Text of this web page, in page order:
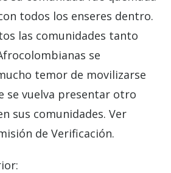
todos los enseres dentro.
las comunidades tanto
se
temor de movilizarse
se vuelva presentar otro
sus comunidades. Ver
de Verificación.